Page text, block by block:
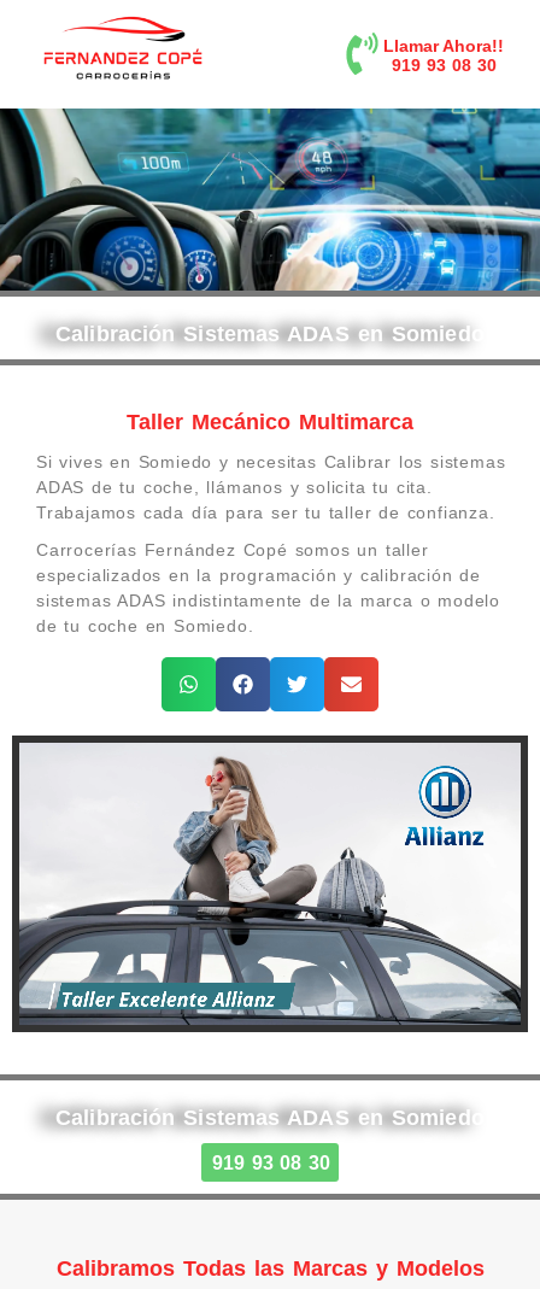
Llamar Ahora!!
919 93 08 30
Calibración Sistemas ADAS en Somiedo
Taller Mecánico Multimarca
Si vives en Somiedo y necesitas Calibrar los sistemas
ADAS de tu coche, llámanos y solicita tu cita.
Trabajamos cada día para ser tu taller de confianza.
Carrocerías Fernández Copé somos un taller
especializados en la programación y calibración de
sistemas ADAS indistintamente de la marca o modelo
de tu coche en Somiedo.
Calibración Sistemas ADAS en Somiedo
919 93 08 30
Calibramos Todas las Marcas y Modelos